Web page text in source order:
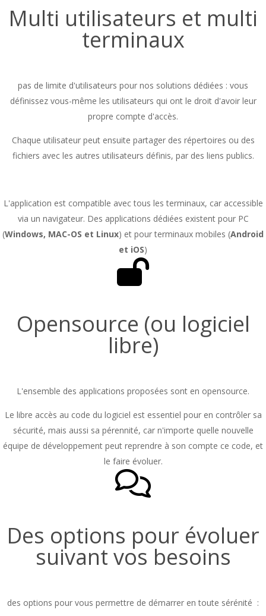
Multi utilisateurs et multi
terminaux
pas de limite d'utilisateurs pour nos solutions dédiées : vous
définissez vous-même les utilisateurs qui ont le droit d'avoir leur
propre compte d'accès.
Chaque utilisateur peut ensuite partager des répertoires ou des
fichiers avec les autres utilisateurs définis, par des liens publics.
L'application est compatible avec tous les terminaux, car accessible
via un navigateur. Des applications dédiées existent pour PC
(Windows, MAC-OS et Linux) et pour terminaux mobiles (Android
et iOS)
Opensource (ou logiciel
libre)
L'ensemble des applications proposées sont en opensource.
Le libre accès au code du logiciel est essentiel pour en contrôler sa
sécurité, mais aussi sa pérennité, car n'importe quelle nouvelle
équipe de développement peut reprendre à son compte ce code, et
le faire évoluer.
Des options pour évoluer
suivant vos besoins
des options pour vous permettre de démarrer en toute sérénité :